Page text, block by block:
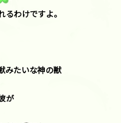
るわけですよ。
みたいな神の獣
が